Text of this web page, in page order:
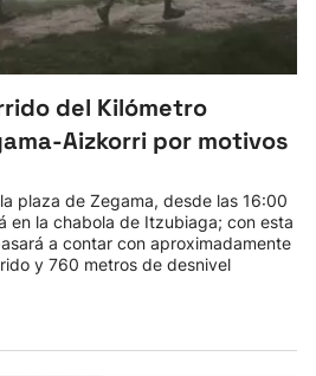
del Kilómetro
Aizkorri por motivos
plaza de Zegama, desde las 16:00
en la chabola de Itzubiaga; con esta
a contar con aproximadamente
y 760 metros de desnivel